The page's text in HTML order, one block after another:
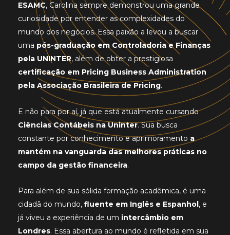
ESAMC, Carolina sempre demonstrou uma grande
curiosidade por entender as complexidades do
mundo dos negócios. Essa paixão a levou a buscar
uma pós-graduação em Controladoria e Finanças
pela UNINTER, além de obter a prestigiosa
certificação em Pricing Business Administration
pela Associação Brasileira de Pricing.
E não para por aí, já que está atualmente cursando
Ciências Contábeis na Uninter. Sua busca
constante por conhecimento e aprimoramento a
mantém na vanguarda das melhores práticas no
campo da gestão financeira.
Para além de sua sólida formação acadêmica, é uma
cidadã do mundo, fluente em Inglês e Espanhol, e
já viveu a experiência de um intercâmbio em
Londres. Essa abertura ao mundo é refletida em sua